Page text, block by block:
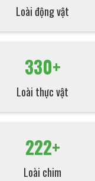
Loài động vật
330+
Loài thực vật
222+
Loài chim